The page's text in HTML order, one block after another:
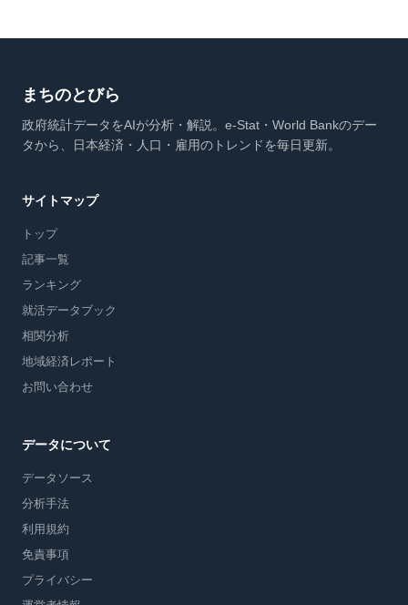
まちのとびら
政府統計データをAIが分析・解説。e-Stat・World Bankのデー
タから、日本経済・人口・雇用のトレンドを毎日更新。
サイトマップ
トップ
記事一覧
ランキング
就活データブック
相関分析
地域経済レポート
お問い合わせ
データについて
データソース
分析手法
利用規約
免責事項
プライバシー